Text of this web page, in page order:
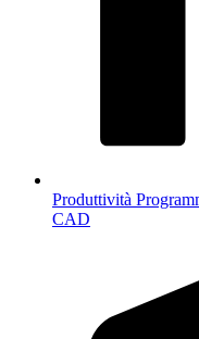
Produttività
CAD